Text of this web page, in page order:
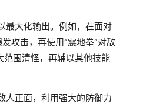
最大化输出。例如，在面对
攻击，再使用“震地拳”对敌
范围清怪，再辅以其他技能
人正面，利用强大的防御力